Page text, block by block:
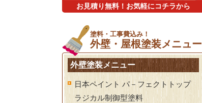
お見積り無料！お気軽にコチラから
塗料・工事費込み！
外壁・屋根塗装メニュー
外壁塗装メニュー
日本ペイント パ－フェクトトップ
ラジカル制御型塗料